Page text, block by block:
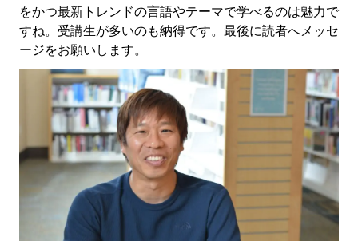
をかつ最新トレンドの言語やテーマで学べるのは魅力で
すね。受講生が多いのも納得です。最後に読者へメッセ
ージをお願いします。